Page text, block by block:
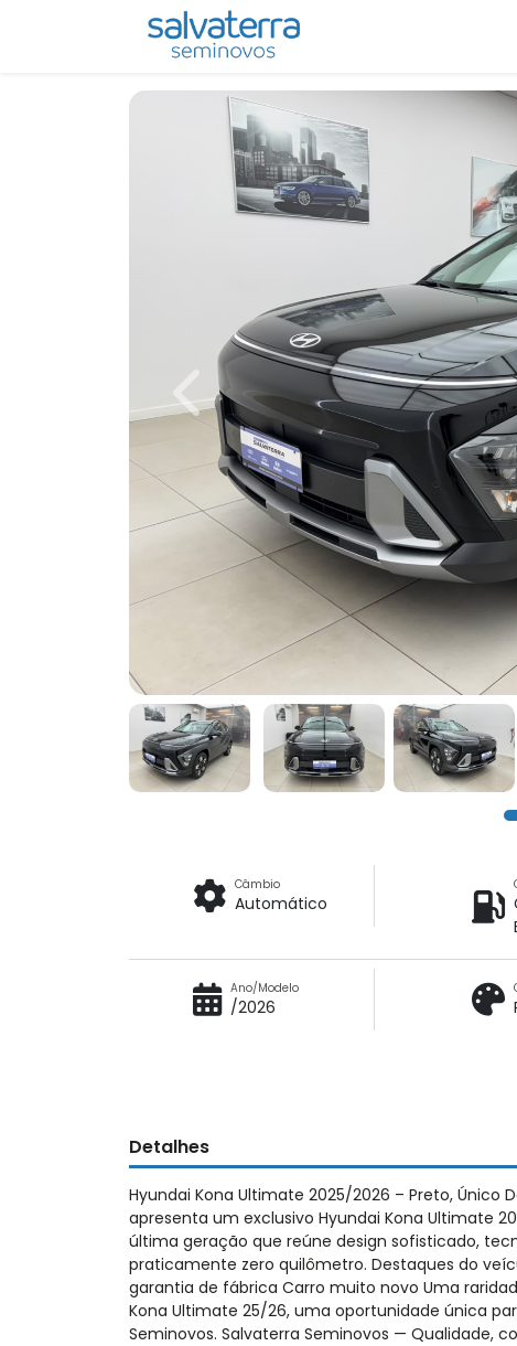
Previous
Câmbio
Automático
Ano/Modelo
/2026
Detalhes
Hyundai Kona Ultimate 2025/2026 – Preto, Único
apresenta um exclusivo Hyundai Kona Ultimate
última geração que reúne design sofisticado,
praticamente zero quilômetro. Destaques do
garantia de fábrica Carro muito novo Uma
Kona Ultimate 25/26, uma oportunidade única
Seminovos. Salvaterra Seminovos — Qualidade,